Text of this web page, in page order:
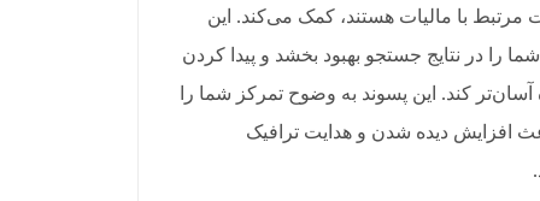
مرتبط با مالیات هستند، کمک می‌کند. این
را در نتایج جستجو بهبود بخشد و پیدا کردن
آسان‌تر کند. این پسوند به وضوح تمرکز شما را
افزایش دیده شدن و هدایت ترافیک